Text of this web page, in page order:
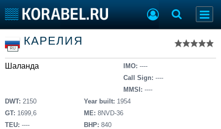
Тип судна
Добавить судно
Добавить проект
Последние 100
Пульс
Новости
Компании
Торговая площадка
Доска объявлений
Продажа флота
Оборудование
RU
КАРЕЛИЯ
Шаланда IMO: ----
Call Sign: ----
MMSI: ----
DWT: 2150
GT: 1699,6
TEU: ----
Year built: 1954
ME: 8NVD-36
BHP: 840